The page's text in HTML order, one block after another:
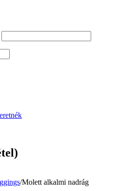
/Molett alkalmi nadrág